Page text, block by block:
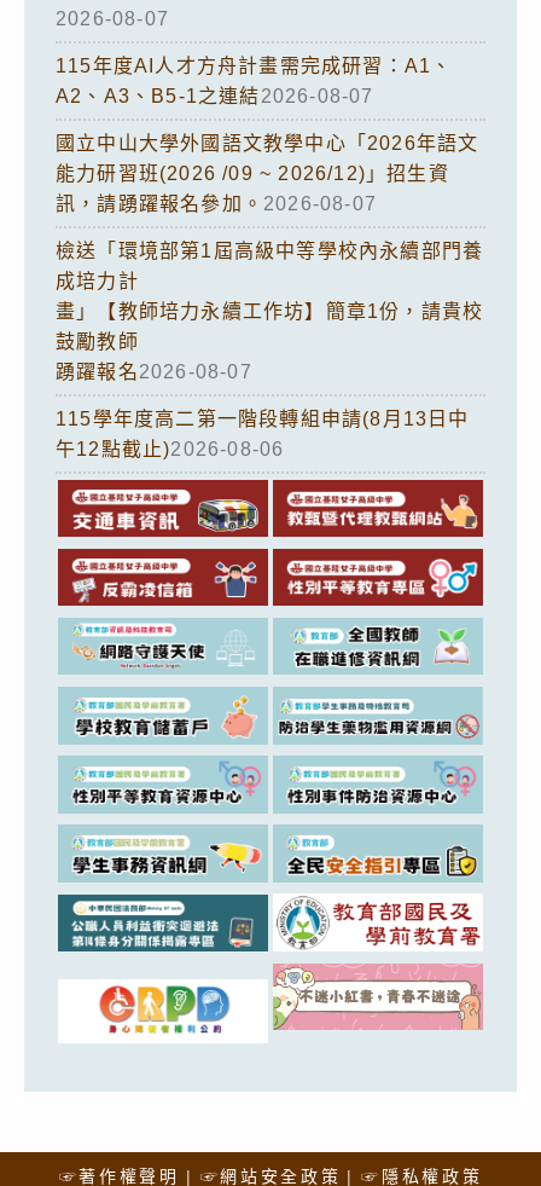
2026-08-07
115年度AI人才方舟計畫需完成研習：A1、
A2、A3、B5-1之連結2026-08-07
國立中山大學外國語文教學中心「2026年語文
能力研習班(2026 /09 ~ 2026/12)」招生資
訊，請踴躍報名參加。 2026-08-07
檢送「環境部第1屆高級中等學校內永續部門養
成培力計
畫」【教師培力永續工作坊】簡章1份，請貴校
鼓勵教師
踴躍報名2026-08-07
115學年度高二第一階段轉組申請(8月13日中
午12點截止)2026-08-06
☞著作權聲明 ☞網站安全政策 ☞隱私權政策